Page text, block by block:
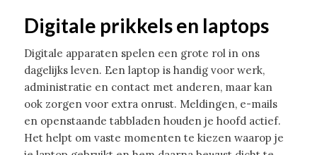
Digitale prikkels en laptops
Digitale apparaten spelen een grote rol in ons
dagelijks leven. Een laptop is handig voor werk,
administratie en contact met anderen, maar kan
ook zorgen voor extra onrust. Meldingen, e-mails
en openstaande tabbladen houden je hoofd actief.
Het helpt om vaste momenten te kiezen waarop je